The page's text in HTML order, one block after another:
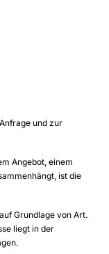
und zur
Angebot, einem
ist die
Grundlage von Art.
liegt in der